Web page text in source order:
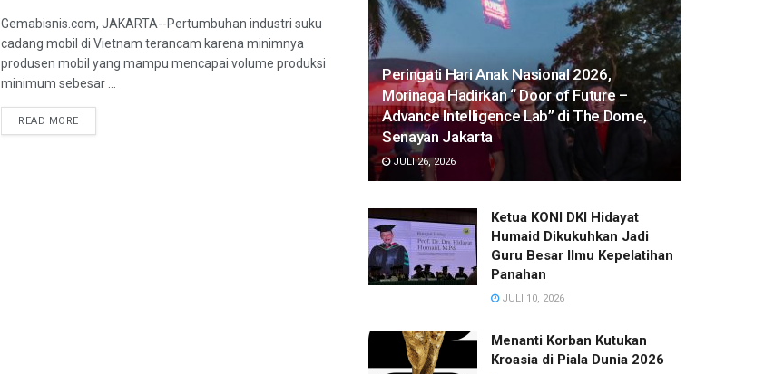
Gemabisnis.com, JAKARTA--Pertumbuhan industri suku
cadang mobil di Vietnam terancam karena minimnya
produsen mobil yang mampu mencapai volume produksi
minimum sebesar ...
READ MORE
Peringati Hari Anak Nasional 2026,
Morinaga Hadirkan “ Door of Future –
Advance Intelligence Lab” di The Dome,
Senayan Jakarta
JULI 26, 2026
Ketua KONI DKI Hidayat
Humaid Dikukuhkan Jadi
Guru Besar Ilmu Kepelatihan
Panahan
JULI 10, 2026
Menanti Korban Kutukan
Kroasia di Piala Dunia 2026